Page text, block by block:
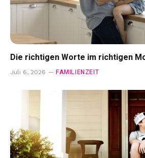
Die richtigen Worte im richtigen
Juli 6, 2026 FAMILIENZEIT